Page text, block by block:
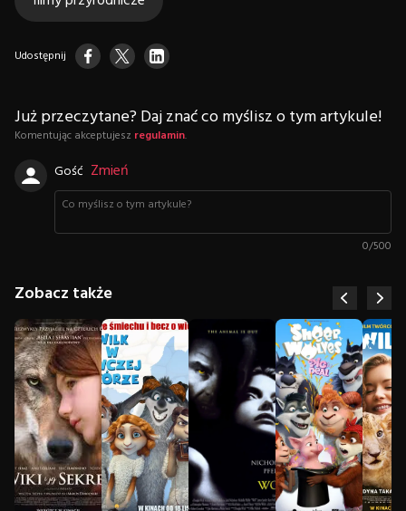
Udostępnij
Już przeczytane? Daj znać co myślisz o tym artykule!
Komentując akceptujesz regulamin.
Gość Zmień
0/500
Zobacz także